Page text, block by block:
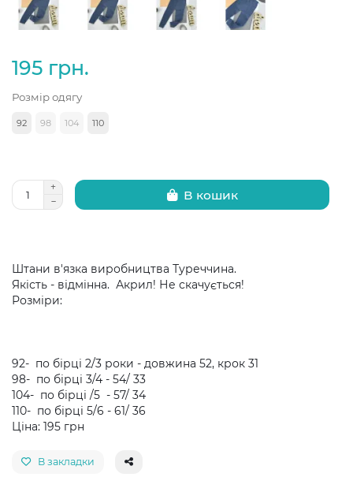
195 грн.
Розмір одягу
92 98 104 110
В кошик
Штани в'язка виробництва Туреччина.
Якість - відмінна. Акрил! Не скачується!
Розміри:
92- по бірці 2/3 роки - довжина 52, крок 31
98- по бірці 3/4 - 54/ 33
104- по бірці /5 - 57/ 34
110- по бірці 5/6 - 61/ 36
Ціна: 195 грн
В закладки